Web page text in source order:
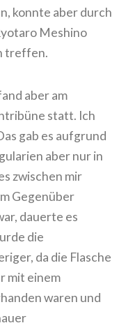
konnte aber durch
Meshino
treffen.
aber am
statt. Ich
gab es aufgrund
aber nur in
zwischen mir
Gegenüber
dauerte es
die
da die Flasche
mit einem
waren und